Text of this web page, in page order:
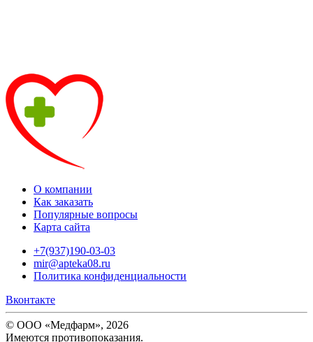
О компании
Как заказать
Популярные вопросы
Карта сайта
+7(937)190-03-03
mir@apteka08.ru
Политика конфиденциальности
Вконтакте
© ООО «Медфарм», 2026
Имеются противопоказания.